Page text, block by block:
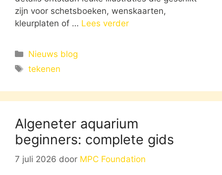
zijn voor schetsboeken, wenskaarten,
kleurplaten of … Lees verder
Categorieën
Nieuws blog
Tags
tekenen
Algeneter aquarium
beginners: complete gids
7 juli 2026 door MPC Foundation